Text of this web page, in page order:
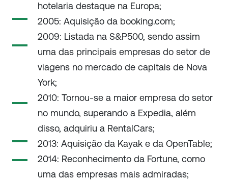
hotelaria destaque na Europa;
2005: Aquisição da booking.com;
2009: Listada na S&P500, sendo assim
uma das principais empresas do setor de
viagens no mercado de capitais de Nova
York;
2010: Tornou-se a maior empresa do setor
no mundo, superando a Expedia, além
disso, adquiriu a RentalCars;
2013: Aquisição da Kayak e da OpenTable;
2014: Reconhecimento da Fortune, como
uma das empresas mais admiradas;